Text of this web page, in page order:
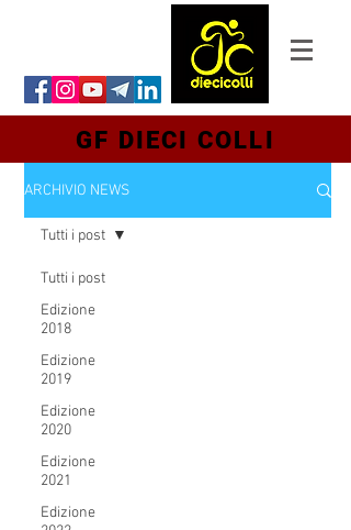
GF DIECI COLLI
ARCHIVIO NEWS
Tutti i post
Edizione
2018
Edizione
2019
Edizione
2020
Edizione
2021
Edizione
Tutti i post